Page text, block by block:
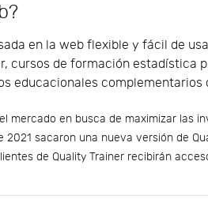
en la web flexible y fácil de
cursos de formación
educacionales
mercado en busca de maximizar las
sacaron una nueva versión de
de Quality Trainer recibirán